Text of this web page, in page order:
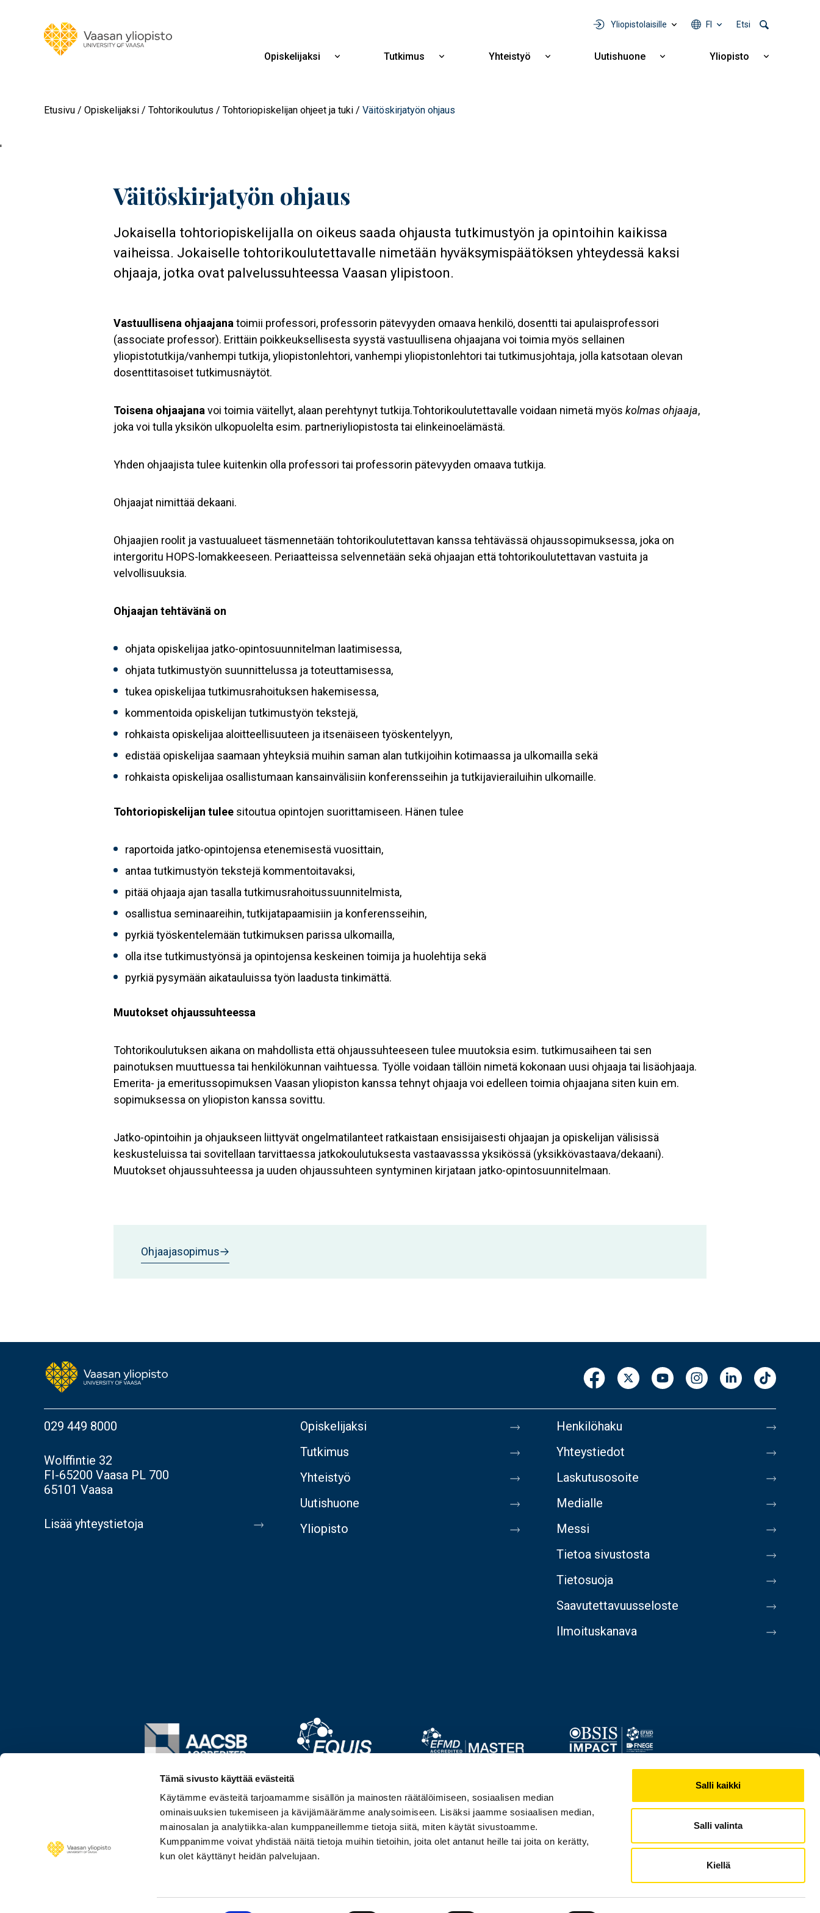
Tämä sivusto käyttää evästeitä
Käytämme evästeitä tarjoamamme sisällön ja mainosten räätälöimiseen, sosiaalisen median
ominaisuuksien tukemiseen ja kävijämäärämme analysoimiseen. Lisäksi jaamme sosiaalisen median,
mainosalan ja analytiikka-alan kumppaneillemme tietoja siitä, miten käytät sivustoamme.
Kumppanimme voivat yhdistää näitä tietoja muihin tietoihin, joita olet antanut heille tai joita on kerätty,
kun olet käyttänyt heidän palvelujaan.
Salli kaikki
Salli valinta
Kiellä
Yliopistolaisille FI Etsi
Opiskelijaksi
Näytä
Tutkimus
Näytä
Yhteistyö
Näytä
Uutishuone
Näytä
Yliopisto
Näytä
Etusivu Opiskelijaksi Tohtorikoulutus Tohtoriopiskelijan ohjeet ja tuki Väitöskirjatyön ohjaus
'
Väitöskirjatyön ohjaus
Jokaisella tohtoriopiskelijalla on oikeus saada ohjausta tutkimustyön ja opintoihin kaikissa
vaiheissa. Jokaiselle tohtorikoulutettavalle nimetään hyväksymispäätöksen yhteydessä kaksi
ohjaaja, jotka ovat palvelussuhteessa Vaasan ylipistoon.
Vastuullisena ohjaajana toimii professori, professorin pätevyyden omaava henkilö, dosentti tai apulaisprofessori
(associate professor). Erittäin poikkeuksellisesta syystä vastuullisena ohjaajana voi toimia myös sellainen
yliopistotutkija/vanhempi tutkija, yliopistonlehtori, vanhempi yliopistonlehtori tai tutkimusjohtaja, jolla katsotaan olevan
dosenttitasoiset tutkimusnäytöt.
Toisena ohjaajana voi toimia väitellyt, alaan perehtynyt tutkija.Tohtorikoulutettavalle voidaan nimetä myös kolmas ohjaaja,
joka voi tulla yksikön ulkopuolelta esim. partneriyliopistosta tai elinkeinoelämästä.
Yhden ohjaajista tulee kuitenkin olla professori tai professorin pätevyyden omaava tutkija.
Ohjaajat nimittää dekaani.
Ohjaajien roolit ja vastuualueet täsmennetään tohtorikoulutettavan kanssa tehtävässä ohjaussopimuksessa, joka on
intergoritu HOPS-lomakkeeseen. Periaatteissa selvennetään sekä ohjaajan että tohtorikoulutettavan vastuita ja
velvollisuuksia.
Ohjaajan tehtävänä on
ohjata opiskelijaa jatko-opintosuunnitelman laatimisessa,
ohjata tutkimustyön suunnittelussa ja toteuttamisessa,
tukea opiskelijaa tutkimusrahoituksen hakemisessa,
kommentoida opiskelijan tutkimustyön tekstejä,
rohkaista opiskelijaa aloitteellisuuteen ja itsenäiseen työskentelyyn,
edistää opiskelijaa saamaan yhteyksiä muihin saman alan tutkijoihin kotimaassa ja ulkomailla sekä
rohkaista opiskelijaa osallistumaan kansainvälisiin konferensseihin ja tutkijavierailuihin ulkomaille.
Tohtoriopiskelijan tulee sitoutua opintojen suorittamiseen. Hänen tulee
raportoida jatko-opintojensa etenemisestä vuosittain,
antaa tutkimustyön tekstejä kommentoitavaksi,
pitää ohjaaja ajan tasalla tutkimusrahoitussuunnitelmista,
osallistua seminaareihin, tutkijatapaamisiin ja konferensseihin,
pyrkiä työskentelemään tutkimuksen parissa ulkomailla,
olla itse tutkimustyönsä ja opintojensa keskeinen toimija ja huolehtija sekä
pyrkiä pysymään aikatauluissa työn laadusta tinkimättä.
Muutokset ohjaussuhteessa
Tohtorikoulutuksen aikana on mahdollista että ohjaussuhteeseen tulee muutoksia esim. tutkimusaiheen tai sen
painotuksen muuttuessa tai henkilökunnan vaihtuessa. Työlle voidaan tällöin nimetä kokonaan uusi ohjaaja tai lisäohjaaja.
Emerita- ja emeritussopimuksen Vaasan yliopiston kanssa tehnyt ohjaaja voi edelleen toimia ohjaajana siten kuin em.
sopimuksessa on yliopiston kanssa sovittu.
Jatko-opintoihin ja ohjaukseen liittyvät ongelmatilanteet ratkaistaan ensisijaisesti ohjaajan ja opiskelijan välisissä
keskusteluissa tai sovitellaan tarvittaessa jatkokoulutuksesta vastaavasssa yksikössä (yksikkövastaava/dekaani).
Muutokset ohjaussuhteessa ja uuden ohjaussuhteen syntyminen kirjataan jatko-opintosuunnitelmaan.
Ohjaajasopimus
029 449 8000
Wolffintie 32
FI-65200 Vaasa PL 700
65101 Vaasa
Lisää yhteystietoja
Opiskelijaksi
Tutkimus
Yhteistyö
Uutishuone
Yliopisto
Henkilöhaku
Yhteystiedot
Laskutusosoite
Medialle
Messi
Tietoa sivustosta
Tietosuoja
Saavutettavuusseloste
Ilmoituskanava
Image Image
Image
Image
Image
Image